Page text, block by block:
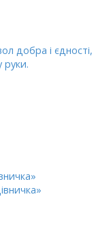
добра і єдності,
руки.